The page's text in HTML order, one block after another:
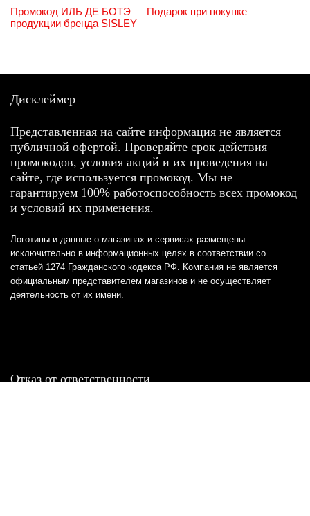
Промокод ИЛЬ ДЕ БОТЭ — Подарок при покупке
продукции бренда SISLEY
Дисклеймер
Представленная на сайте информация не является
публичной офертой. Проверяйте срок действия
промокодов, условия акций и их проведения на
сайте, где используется промокод. Мы не
гарантируем 100% работоспособность всех промокод
и условий их применения.
Логотипы и данные о магазинах и сервисах размещены
исключительно в информационных целях в соответствии со
статьей 1274 Гражданского кодекса РФ. Компания не является
официальным представителем магазинов и не осуществляет
деятельность от их имени.
Отказ от ответственности